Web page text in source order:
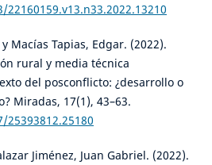
Macías Tapias, Edgar. (2022).
rural y media técnica
del posconflicto: ¿desarrollo o
Miradas, 17(1), 43–63.
Jiménez, Juan Gabriel. (2022).